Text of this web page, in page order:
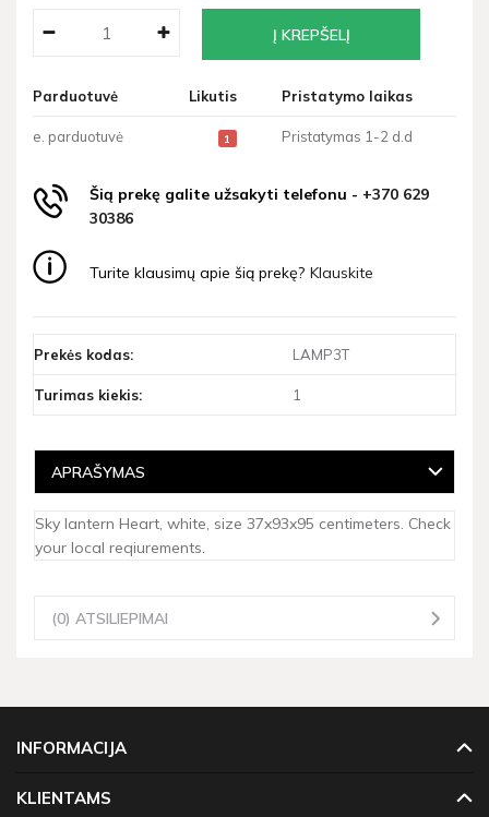
Parduotuvė Likutis Pristatymo laikas
e. parduotuvė 1 Pristatymas 1-2 d.d
Šią prekę galite užsakyti telefonu - +370 629
30386
Turite klausimų apie šią prekę? Klauskite
Prekės kodas: LAMP3T
Turimas kiekis: 1
APRAŠYMAS
Sky lantern Heart, white, size 37x93x95 centimeters. Check
your local reqiurements.
(0) ATSILIEPIMAI
INFORMACIJA
KLIENTAMS